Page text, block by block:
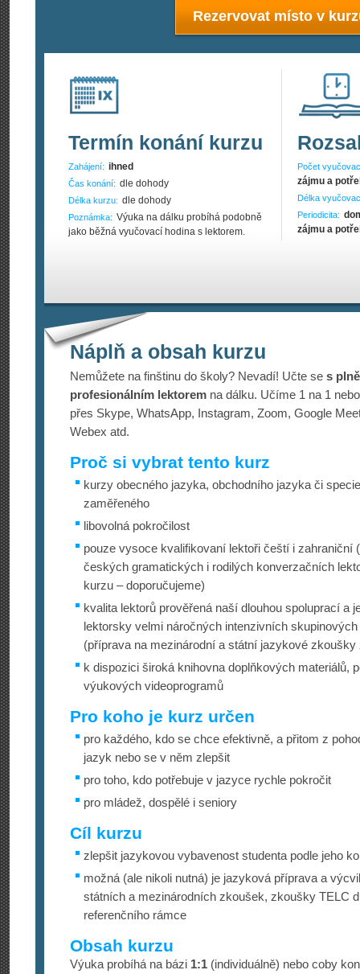
Rezervovat místo v
Termín konání kurzu
Zahájení: ihned
Čas konání: dle dohody
Délka kurzu: dle dohody
Poznámka: Výuka na dálku probíhá podobně
jako běžná vyučovací hodina s lektorem.
Počet
zájmu a
Délka
Periodicita:
zájmu a
Náplň a obsah kurzu
Nemůžete na finštinu do školy? Nevadí! Učte se s
profesionálním lektorem na dálku. Učíme 1 na 1
přes Skype, WhatsApp, Instagram, Zoom, Google
Webex atd.
Proč si vybrat tento kurz
kurzy obecného jazyka, obchodního jazyka či
zaměřeného
libovolná pokročilost
pouze vysoce kvalifikovaní lektoři čeští i zahraniční
českých gramatických i rodilých konverzačních
kurzu – doporučujeme)
kvalita lektorů prověřená naší dlouhou spoluprací a
lektorsky velmi náročných intenzivních
(příprava na mezinárodní a státní jazykové
k dispozici široká knihovna doplňkových materiálů,
výukových videoprogramů
Pro koho je kurz určen
pro každého, kdo se chce efektivně, a přitom z
jazyk nebo se v něm zlepšit
pro toho, kdo potřebuje v jazyce rychle pokročit
pro mládež, dospělé i seniory
Cíl kurzu
zlepšit jazykovou vybavenost studenta podle jeho
možná (ale nikoli nutná) je jazyková příprava a
státních a mezinárodních zkoušek, zkoušky TELC
referenčního rámce
Obsah kurzu
Výuka probíhá na bázi 1:1 (individuálně) nebo coby